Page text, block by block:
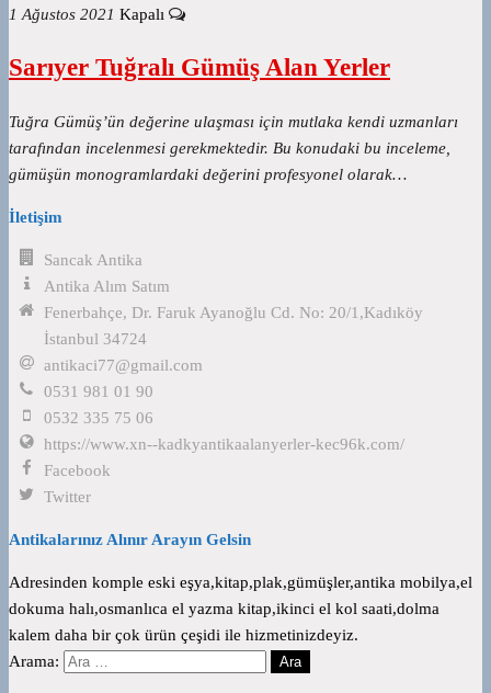
1 Ağustos 2021 Kapalı
Sarıyer Tuğralı Gümüş Alan Yerler
Tuğra Gümüş’ün değerine ulaşması için mutlaka kendi uzmanları
tarafından incelenmesi gerekmektedir. Bu konudaki bu inceleme,
gümüşün monogramlardaki değerini profesyonel olarak…
İletişim
Sancak Antika
Antika Alım Satım
Fenerbahçe, Dr. Faruk Ayanoğlu Cd. No: 20/1,Kadıköy
İstanbul 34724
antikaci77@gmail.com
0531 981 01 90
0532 335 75 06
https://www.xn--kadkyantikaalanyerler-kec96k.com/
Facebook
Twitter
Antikalarınız Alınır Arayın Gelsin
Adresinden komple eski eşya,kitap,plak,gümüşler,antika mobilya,el
dokuma halı,osmanlıca el yazma kitap,ikinci el kol saati,dolma
kalem daha bir çok ürün çeşidi ile hizmetinizdeyiz.
Arama: